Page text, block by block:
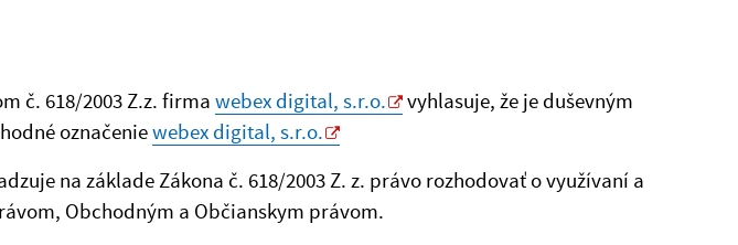
č. 618/2003 Z.z. firma webex digital, s.r.o.
vyhlasuje, že je duševným
označeniewebex digital, s.r.o.
na základe Zákona č. 618/2003 Z. z. právo rozhodovať o využívaní a
Obchodným a Občianskym právom.